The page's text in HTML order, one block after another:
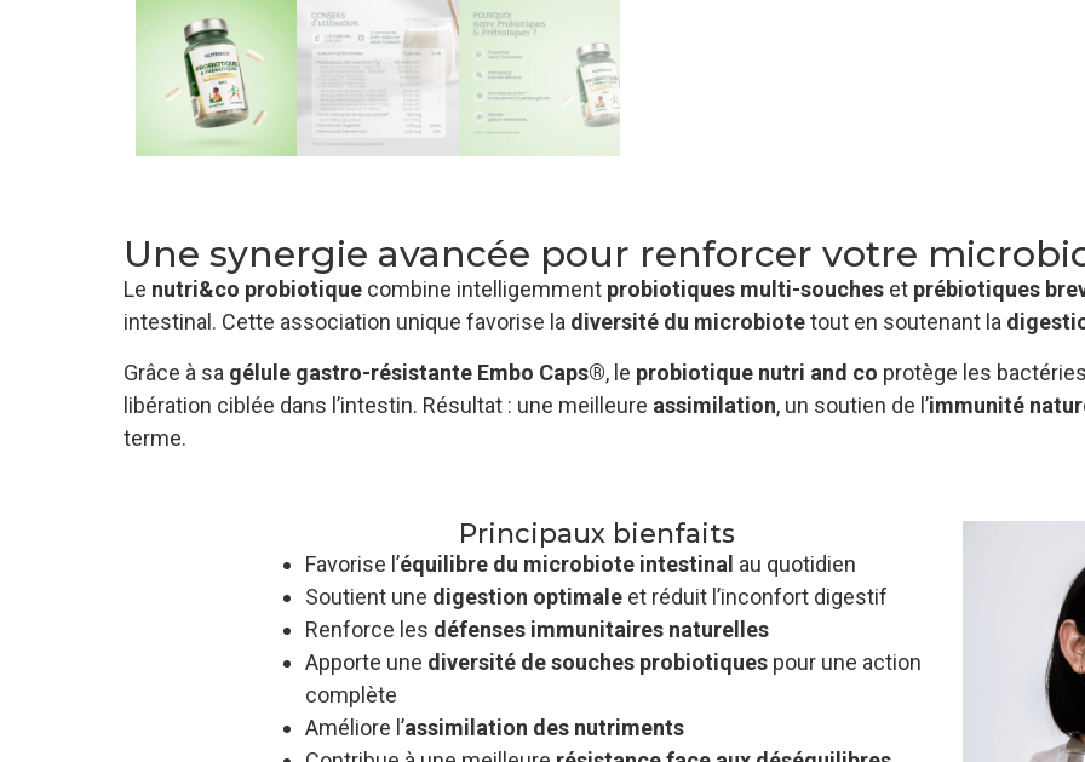
Une synergie avancée pour renforcer votre
Le nutri&co probiotique combine intelligemment probiotiques multi-souches et prébiotiques
intestinal. Cette association unique favorise la diversité du microbiotetout en soutenant la
Grâce à sa gélule gastro-résistante Embo Caps®, le probiotique nutri and co protège les
libération ciblée dans l’intestin. Résultat : une meilleure assimilation, un soutien de l’immunité
terme.
Principaux bienfaits
Favorise l’équilibre du microbiote intestinal au quotidien
Soutient une digestion optimaleet réduit l’inconfort digestif
Renforce les défenses immunitaires naturelles
Apporte une diversité de souches probiotiquespour une action
complète
Améliore l’assimilation des nutriments